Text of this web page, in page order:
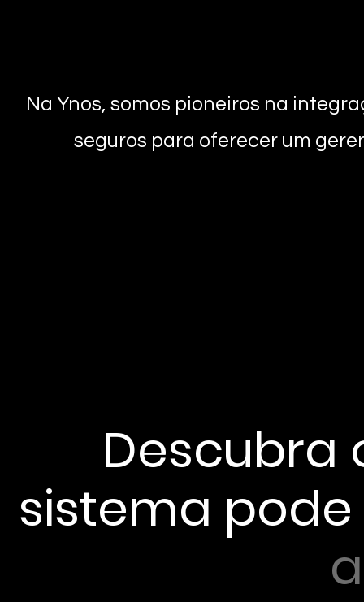
Na Ynos, somos pioneiros na
seguros para oferecer um
Descubra
sistema